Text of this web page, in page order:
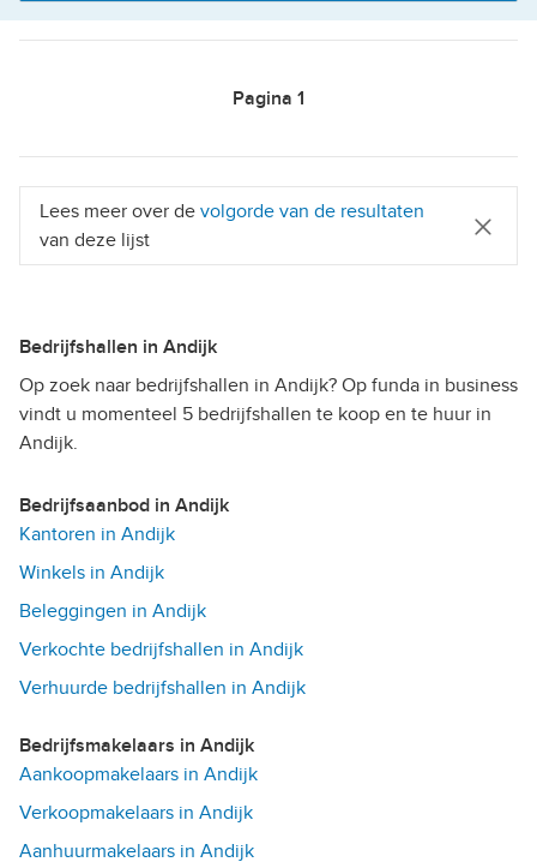
Pagina 1
Lees meer over de volgorde van de resultaten
van deze lijst
Bedrijfshallen in Andijk
Op zoek naar bedrijfshallen in Andijk? Op funda in business
vindt u momenteel 5 bedrijfshallen te koop en te huur in
Andijk.
Bedrijfsaanbod in Andijk
Kantoren in Andijk
Winkels in Andijk
Beleggingen in Andijk
Verkochte bedrijfshallen in Andijk
Verhuurde bedrijfshallen in Andijk
Bedrijfsmakelaars in Andijk
Aankoopmakelaars in Andijk
Verkoopmakelaars in Andijk
Aanhuurmakelaars in Andijk